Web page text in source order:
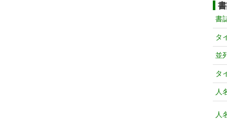
書
タ
並
タ
人
人